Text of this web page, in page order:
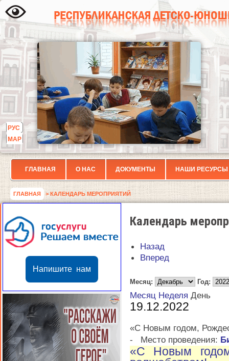
РУС
МАР
ГЛАВНАЯ О НАС ДОКУМЕНТЫ НАШИ РЕСУРСЫ
ГЛАВНАЯ > КАЛЕНДАРЬ МЕРОПРИЯТИЙ
Напишите нам
Календарь
Назад
Вперед
Месяц: Год:
Месяц Неделя День
19.12.2022
«С Новым годом,
-
Место проведения:
«С Новым